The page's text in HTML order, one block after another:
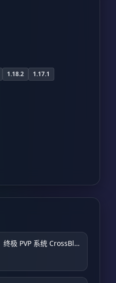
1.18.2 1.17.1
CrossBlades+：终极 PVP 系统 CrossBlades+: Ultimate PVP System